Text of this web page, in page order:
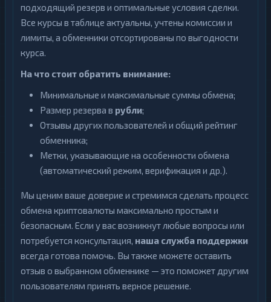
подходящий резерв и оптимальные условия сделки.
Все курсы в таблице актуальны, учтены комиссии и
лимиты, а обменники отсортированы по выгодности
курса.
На что стоит обратить внимание:
Минимальные и максимальные суммы обмена;
Размер резерва в рубли;
Отзывы других пользователей и общий рейтинг
обменника;
Метки, указывающие на особенности обмена
(автоматический режим, верификация и др.).
Мы ценим ваше доверие и стремимся сделать процесс
обмена криптовалюты максимально простым и
безопасным. Если у вас возникнут любые вопросы или
потребуется консультация, наша служба поддержки
всегда готова помочь. Вы также можете оставить
отзыв о выбранном обменнике — это поможет другим
пользователям принять верное решение.